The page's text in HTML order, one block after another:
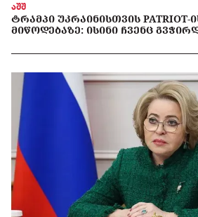
აშშ
ᲢᲠᲐᲛᲞᲘ ᲣᲙᲠᲐᲘᲜᲘᲡᲗᲕᲘᲡ PATRIOT-
ᲛᲘᲬᲝᲓᲔᲑᲐᲖᲔ: ᲘᲡᲘᲜᲘ ᲩᲕᲔᲜᲪ